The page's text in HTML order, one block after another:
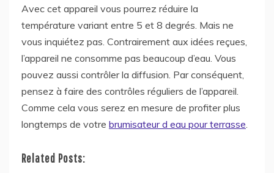
Avec cet appareil vous pourrez réduire la
température variant entre 5 et 8 degrés. Mais ne
vous inquiétez pas. Contrairement aux idées reçues,
l’appareil ne consomme pas beaucoup d’eau. Vous
pouvez aussi contrôler la diffusion. Par conséquent,
pensez à faire des contrôles réguliers de l’appareil.
Comme cela vous serez en mesure de profiter plus
longtemps de votre brumisateur d eau pour terrasse.
Related Posts: